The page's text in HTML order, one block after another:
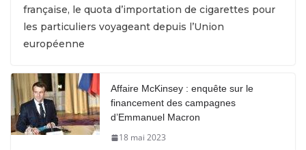
française, le quota d’importation de cigarettes pour
les particuliers voyageant depuis l’Union
européenne
Affaire McKinsey : enquête sur le
financement des campagnes
d’Emmanuel Macron
18 mai 2023